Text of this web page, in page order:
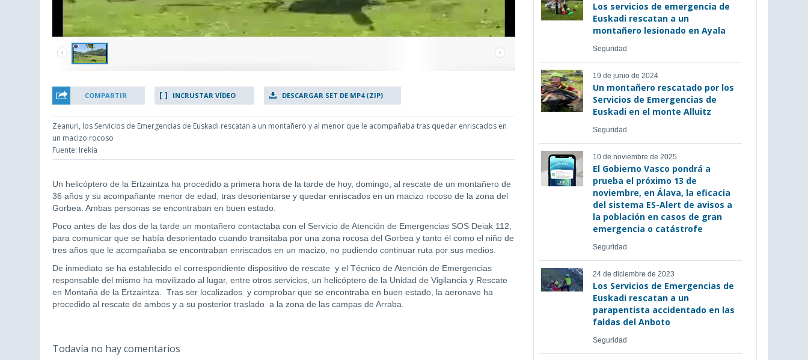
COMPARTIR INCRUSTAR VÍDEO DESCARGAR SET DE MP4 (ZIP)
Zeanuri, los Servicios de Emergencias de Euskadi rescatan a un montañero y al menor que le acompañaba tras quedar enriscados en
un macizo rocoso
Fuente: Irekia
Un helicóptero de la Ertzaintza ha procedido a primera hora de la tarde de hoy, domingo, al rescate de un montañero de
36 años y su acompañante menor de edad, tras desorientarse y quedar enriscados en un macizo rocoso de la zona del
Gorbea. Ambas personas se encontraban en buen estado.
Poco antes de las dos de la tarde un montañero contactaba con el Servicio de Atención de Emergencias SOS Deiak 112,
para comunicar que se había desorientado cuando transitaba por una zona rocosa del Gorbea y tanto él como el niño de
tres años que le acompañaba se encontraban enriscados en un macizo, no pudiendo continuar ruta por sus medios.
De inmediato se ha establecido el correspondiente dispositivo de rescate y el Técnico de Atención de Emergencias
responsable del mismo ha movilizado al lugar, entre otros servicios, un helicóptero de la Unidad de Vigilancia y Rescate
en Montaña de la Ertzaintza. Tras ser localizados y comprobar que se encontraba en buen estado, la aeronave ha
procedido al rescate de ambos y a su posterior traslado a la zona de las campas de Arraba.
Todavía no hay comentarios
Los servicios de emergencia de
Euskadi rescatan a un
montañero lesionado en Ayala
Seguridad
19 de junio de 2024
Un montañero rescatado por los
Servicios de Emergencias de
Euskadi en el monte Alluitz
Seguridad
10 de noviembre de 2025
El Gobierno Vasco pondrá a
prueba el próximo 13 de
noviembre, en Álava, la eficacia
del sistema ES-Alert de avisos a
la población en casos de gran
emergencia o catástrofe
Seguridad
24 de diciembre de 2023
Los Servicios de Emergencias de
Euskadi rescatan a un
parapentista accidentado en las
faldas del Anboto
Seguridad